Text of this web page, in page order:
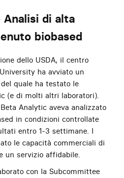
di alta
biobased
dello USDA, il centro
ha avviato un
quale ha testato le
(e di molti altri laboratori).
Analytic aveva analizzato
in condizioni controllate
entro 1-3 settimane. I
le capacità commerciali di
un servizio affidabile.
con la Subcommittee